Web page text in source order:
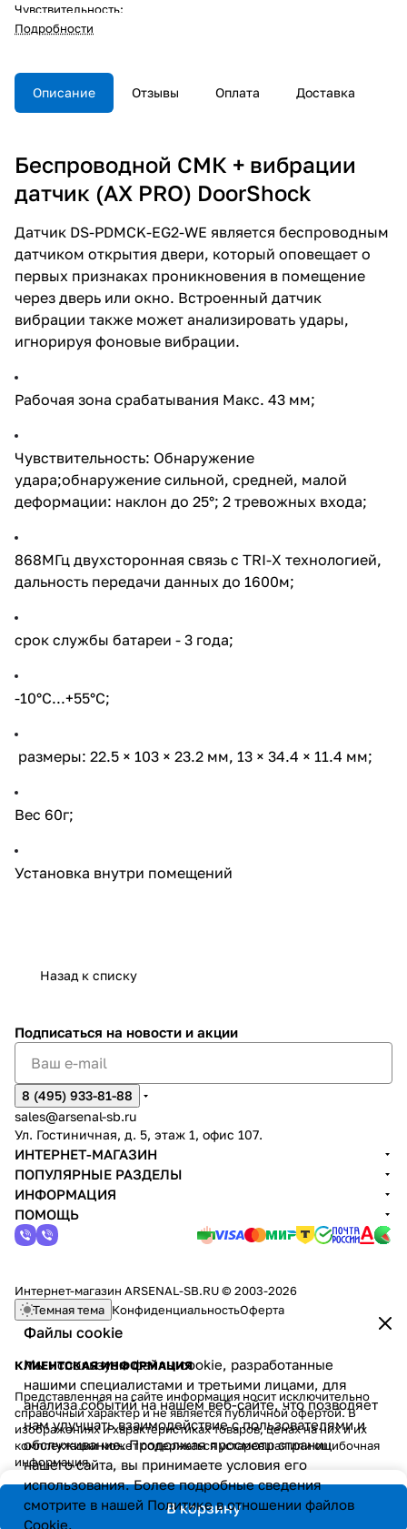
Чувствительность:
Обнаружение
наклон до 25°; 2 тревожных
входа;
TRI-X технологией, дальность
передачи данных до 1600м;
-10°C...+55°C;
размеры: 22.5 × 103 × 23.2 мм,
13 × 34.4 × 11.4 мм;
Вес 60г;
Подробности
Описание Отзывы Оплата Доставка
Беспроводной СМК + вибрации
датчик (AX PRO) DoorShock
Датчик DS-PDMCK-EG2-WE является беспроводным
датчиком открытия двери, который оповещает о
первых признаках проникновения в помещение
через дверь или окно. Встроенный датчик
вибрации также может анализировать удары,
игнорируя фоновые вибрации.
Рабочая зона срабатывания Макс. 43 мм;
Чувствительность: Обнаружение
удара;обнаружение сильной, средней, малой
деформации: наклон до 25°; 2 тревожных входа;
868МГц двухсторонная связь с TRI-X технологией,
дальность передачи данных до 1600м;
срок службы батареи - 3 года;
-10°C...+55°C;
размеры: 22.5 × 103 × 23.2 мм, 13 × 34.4 × 11.4 мм;
Вес 60г;
Установка внутри помещений
Назад к списку
В корзину
Файлы cookie
Мы используем файлы cookie, разработанные
нашими специалистами и третьими лицами, для
анализа событий на нашем веб-сайте, что позволяет
нам улучшать взаимодействие с пользователями и
обслуживание. Продолжая просмотр страниц
нашего сайта, вы принимаете условия его
использования. Более подробные сведения
смотрите в нашей Политике в отношении файлов
Cookie.
Подписаться на новости и акции
8 (495) 933-81-88
sales@arsenal-sb.ru
Ул. Гостиничная, д. 5, этаж 1, офис 107.
ИНТЕРНЕТ-МАГАЗИН
ПОПУЛЯРНЫЕ РАЗДЕЛЫ
ИНФОРМАЦИЯ
ПОМОЩЬ
Интернет-магазин ARSENAL-SB.RU © 2003-2026
Темная тема КонфиденциальностьОферта
КЛИЕНТСКАЯ ИНФОРМАЦИЯ
Представленная на сайте информация носит исключительно
справочный характер и не является публичной офертой. В
изображениях и характеристиках товаров, ценах на них и их
комплектации может содержаться устаревшая или ошибочная
информация.